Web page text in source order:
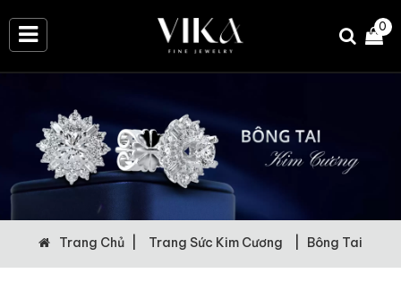
0
Trang Chủ Trang Sức Kim Cương Bông Tai